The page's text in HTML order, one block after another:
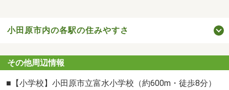
小田原市内の各駅の住みやすさ
その他周辺情報
■【小学校】小田原市立富水小学校（約600m・徒歩8分）